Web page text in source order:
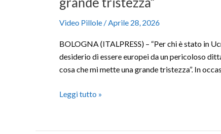
Video Pillole /Aprile 28, 2026
BOLOGNA (ITALPRESS) – “Per chi è stato in
desiderio di essere europei da un pericoloso
cosa che mi mette una grande tristezza”. In
Leggi tutto »